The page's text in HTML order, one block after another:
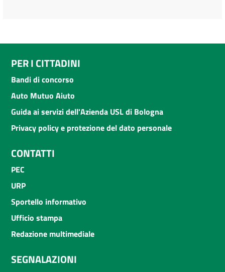
PER I CITTADINI
Bandi di concorso
Auto Mutuo Aiuto
Guida ai servizi dell'Azienda USL di Bologna
Privacy policy e protezione del dato personale
CONTATTI
PEC
URP
Sportello informativo
Ufficio stampa
Redazione multimediale
SEGNALAZIONI